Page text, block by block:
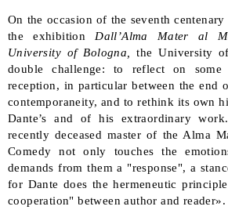
On the occasion of the seventh
the exhibition Dall’Alma Mater al
University of Bologna,the University
double challenge: to reflect on some
reception, in particular between the end
contemporaneity, and to rethink its own
Dante’s and of his extraordinary
recently deceased master of the Alma
Comedy not only touches the
demands from them a "response", a
for Dante does the hermeneutic
cooperation" between author and reader».